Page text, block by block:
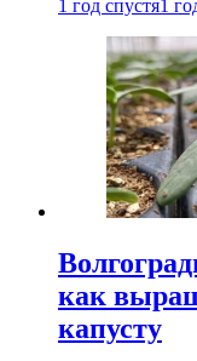
1 год спустя1
как
капусту